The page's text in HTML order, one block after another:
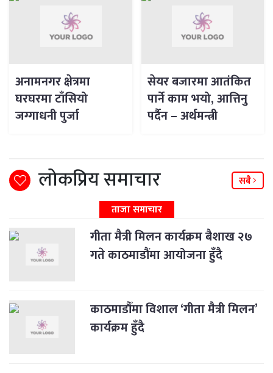
अनामनगर क्षेत्रमा
घरघरमा टाँसियो
जग्गाधनी पुर्जा
सेयर बजारमा आतंकित
पार्ने काम भयो, आत्तिनु
पर्दैन – अर्थमन्त्री
लोकप्रिय समाचार सबै
ताजा समाचार
गीता मैत्री मिलन कार्यक्रम बैशाख २७
गते काठमाडौंमा आयोजना हुँदै
काठमाडौँमा विशाल ‘गीता मैत्री मिलन’
कार्यक्रम हुँदै